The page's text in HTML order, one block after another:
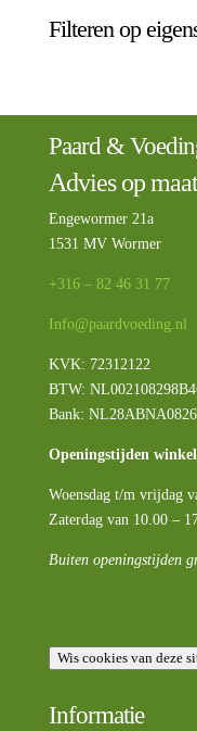
Filteren op
Paard &
Advies op maat
Engewormer 21a
1531 MV Wormer
+316 – 82 46 31 77
Info@paardvoeding.nl
KVK: 72312122
BTW:
Bank:
Openingstijden
Woensdag t/m vrijdag
Zaterdag van 10.00 –
Buiten openingstijden
Wis cookies van deze
Informatie